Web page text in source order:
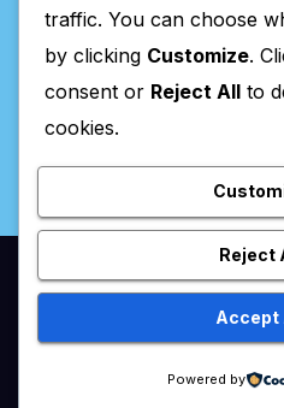
Proudly powered by WordPress|
HomeAnunciar / Assinaturas
Política de
traffic. You can choose
by clicking Customize.
consent or Reject All to
cookies.
Reject
Accept
Powered by